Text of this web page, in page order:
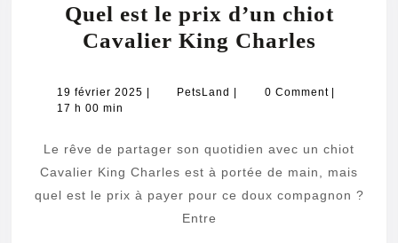
Quel est le prix d’un chiot
Cavalier King Charles
le
d’un
chiot
19 février 2025 19
| PetsLand PetsLand
| 0 Comment |
17 h 00 min
Le rêve de partager son quotidien avec un chiot
Cavalier King Charles est à portée de main, mais
quel est le prix à payer pour ce doux compagnon ?
Entre